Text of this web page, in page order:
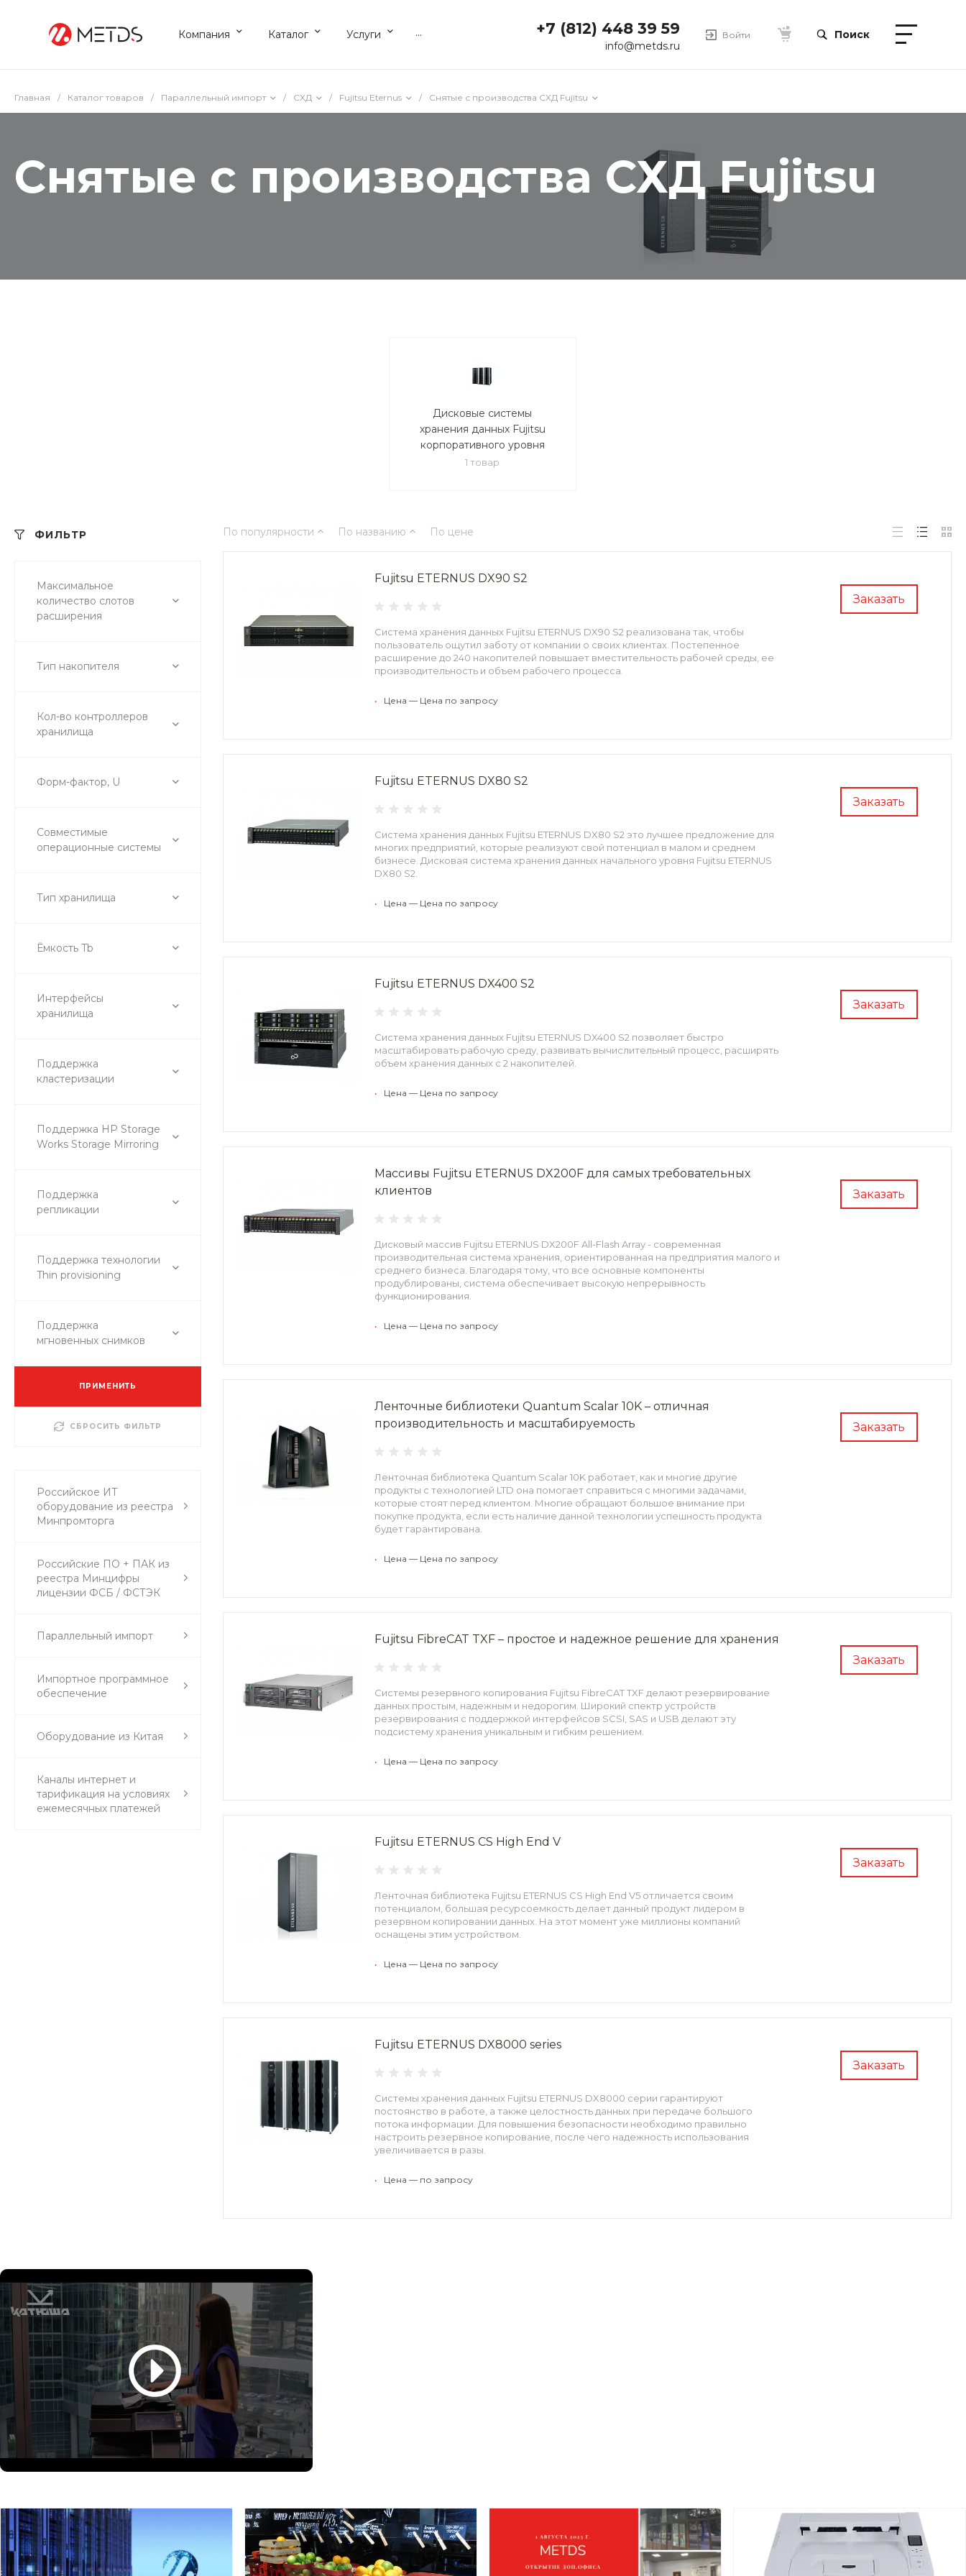
Компания Каталог Услуги ... +7 (812) 448 39 59
info@metds.ru
Войти Поиск
Главная / Каталог товаров / Параллельный импорт / СХД / Fujitsu Eternus / Снятые с производства СХД Fujitsu
Снятые с производства СХД Fujitsu
Дисковые системы
хранения данных Fujitsu
корпоративного уровня
1 товар
ФИЛЬТР
Максимальное
количество слотов
расширения
Тип накопителя
Кол-во контроллеров
хранилища
Форм-фактор, U
Совместимые
операционные системы
Тип хранилища
Ёмкость Tb
Интерфейсы
хранилища
Поддержка
кластеризации
Поддержка HP Storage
Works Storage Mirroring
Поддержка
репликации
Поддержка технологии
Thin provisioning
Поддержка
мгновенных снимков
ПРИМЕНИТЬ
СБРОСИТЬ ФИЛЬТР
Российское ИТ
оборудование из реестра
Минпромторга
Российские ПО + ПАК из
реестра Минцифры
лицензии ФСБ / ФСТЭК
Параллельный импорт
Импортное программное
обеспечение
Оборудование из Китая
Каналы интернет и
тарификация на условиях
ежемесячных платежей
По популярности По названию По цене
Заказать
Fujitsu ETERNUS DX90 S2
Система хранения данных Fujitsu ETERNUS DX90 S2 реализована так, чтобы
пользователь ощутил заботу от компании о своих клиентах. Постепенное
расширение до 240 накопителей повышает вместительность рабочей среды, ее
производительность и объем рабочего процесса.
• Цена — Цена по запросу
Заказать
Fujitsu ETERNUS DX80 S2
Система хранения данных Fujitsu ETERNUS DX80 S2 это лучшее предложение для
многих предприятий, которые реализуют свой потенциал в малом и среднем
бизнесе. Дисковая система хранения данных начального уровня Fujitsu ETERNUS
DX80 S2.
• Цена — Цена по запросу
Заказать
Fujitsu ETERNUS DX400 S2
Система хранения данных Fujitsu ETERNUS DX400 S2 позволяет быстро
масштабировать рабочую среду, развивать вычислительный процесс, расширять
объем хранения данных с 2 накопителей.
• Цена — Цена по запросу
Заказать
Массивы Fujitsu ETERNUS DX200F для самых требовательных
клиентов
Дисковый массив Fujitsu ETERNUS DX200F All-Flash Array - современная
производительная система хранения, ориентированная на предприятия малого и
среднего бизнеса. Благодаря тому, что все основные компоненты
продублированы, система обеспечивает высокую непрерывность
функционирования.
• Цена — Цена по запросу
Заказать
Ленточные библиотеки Quantum Scalar 10K – отличная
производительность и масштабируемость
Ленточная библиотека Quantum Scalar 10K работает, как и многие другие
продукты с технологией LTD она помогает справиться с многими задачами,
которые стоят перед клиентом. Многие обращают большое внимание при
покупке продукта, если есть наличие данной технологии успешность продукта
будет гарантирована.
• Цена — Цена по запросу
Заказать
Fujitsu FibreCAT TXF – простое и надежное решение для хранения
Системы резервного копирования Fujitsu FibreCAT TXF делают резервирование
данных простым, надежным и недорогим. Широкий спектр устройств
резервирования с поддержкой интерфейсов SCSI, SAS и USB делают эту
подсистему хранения уникальным и гибким решением.
• Цена — Цена по запросу
Заказать
Fujitsu ETERNUS CS High End V
Ленточная библиотека Fujitsu ETERNUS CS High End V5 отличается своим
потенциалом, большая ресурсоемкость делает данный продукт лидером в
резервном копировании данных. На этот момент уже миллионы компаний
оснащены этим устройством.
• Цена — Цена по запросу
Заказать
Fujitsu ETERNUS DX8000 series
Системы хранения данных Fujitsu ETERNUS DX8000 серии гарантируют
постоянство в работе, а также целостность данных при передаче большого
потока информации. Для повышения безопасности необходимо правильно
настроить резервное копирование, после чего надежность использования
увеличивается в разы.
• Цена — по запросу